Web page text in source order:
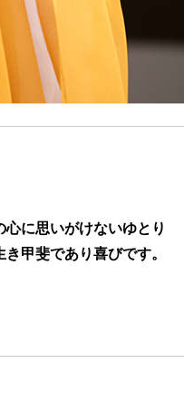
に思いがけないゆとり
甲斐であり喜びです。